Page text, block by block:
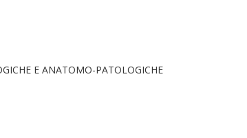
E ANATOMO-PATOLOGICHE